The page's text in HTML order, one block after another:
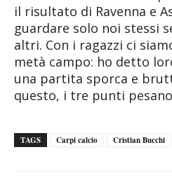
il risultato di Ravenna e
guardare solo noi stessi
altri. Con i ragazzi ci
metà campo: ho detto
una partita sporca e
questo, i tre punti
TAGS Carpi calcio Cristian Bucchi